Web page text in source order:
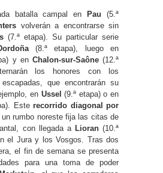
batalla campal en Pau (5.ª
volverán a encontrarse sin
(7.ª etapa). Su particular serie
(8.ª etapa), luego en
y en Chalon-sur-Saône(12.ª
los honores con los
que encontrarán su
en Ussel (9.ª etapa) o en
Este recorrido diagonal por
un rumbo noreste fija las citas de
con llegada a Lioran(10.ª
el Jura y los Vosgos. Tras dos
el fin de semana se presenta
para una toma de poder